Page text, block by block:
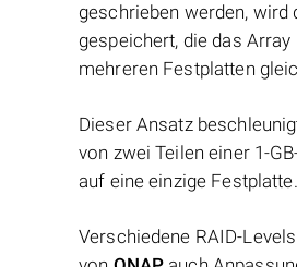
geschrieben werden, wird
gespeichert, die das
mehreren Festplatten
Dieser Ansatz
von zwei Teilen einer 1-
auf eine einzige
Verschiedene RAID-